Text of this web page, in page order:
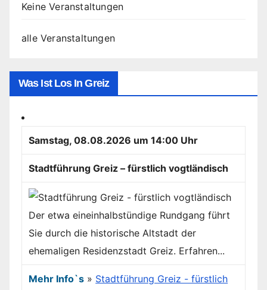
Keine Veranstaltungen
alle Veranstaltungen
Was Ist Los In Greiz
Samstag, 08.08.2026 um 14:00 Uhr
Stadtführung Greiz – fürstlich vogtländisch
Der etwa eineinhalbstündige Rundgang führt
Sie durch die historische Altstadt der
ehemaligen Residenzstadt Greiz. Erfahren...
Mehr Info`s » Stadtführung Greiz - fürstlich